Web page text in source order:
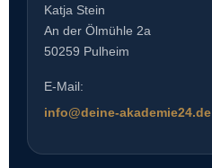
Katja Stein
An der Ölmühle 2a
50259 Pulheim
E-Mail:
info@deine-akademie24.de